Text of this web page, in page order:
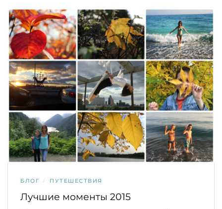
БЛОГ / ПУТЕШЕСТВИЯ
Лучшие моменты 2015